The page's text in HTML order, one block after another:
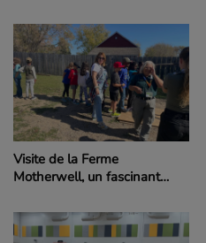
pour la communauté
autochtone
Visite de la Ferme
Motherwell, un fascinant
des élèves de l'école
Monseigneur de Laval